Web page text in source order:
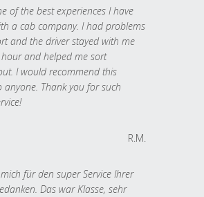
of the best experiences I have
a cab company. I had problems
and the driver stayed with me
and helped me sort
I would recommend this
anyone. Thank you for such
R.M.
für den super Service Ihrer
Das war Klasse, sehr